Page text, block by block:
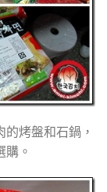
烤盤和石鍋，
購。